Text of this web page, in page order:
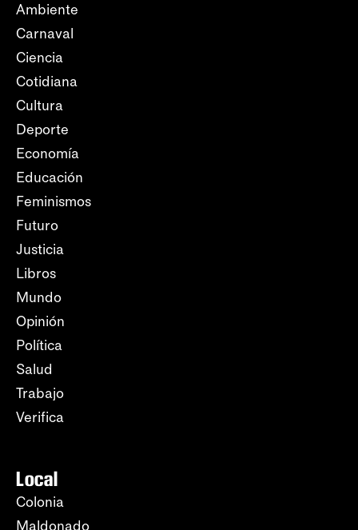
Ambiente
Carnaval
Ciencia
Cotidiana
Cultura
Deporte
Economía
Educación
Feminismos
Futuro
Justicia
Libros
Mundo
Opinión
Política
Salud
Trabajo
Verifica
Local
Colonia
Maldonado